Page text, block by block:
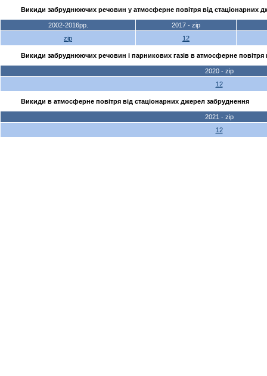
Викиди забруднюючих речовин у атмосферне повітря від стаціонарних
2002-2016рр.
2017 - zip
zip
12
Викиди забруднюючих речовин і парникових газів в атмосферне повітря
2020 - zip
12
Викиди в атмосферне повітря від стаціонарних джерел забруднення
2021 - zip
12